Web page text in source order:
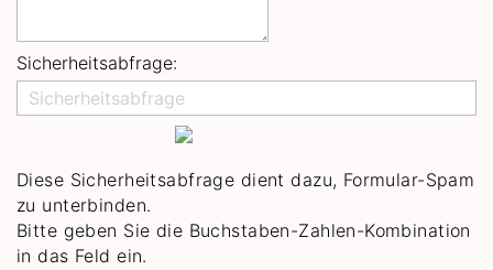
Sicherheitsabfrage:
Diese Sicherheitsabfrage dient dazu, Formular-Spam
zu unterbinden.
Bitte geben Sie die Buchstaben-Zahlen-Kombination
in das Feld ein.